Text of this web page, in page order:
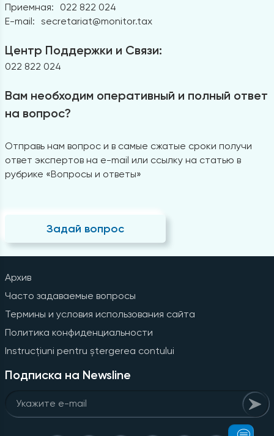
Приемная:
022 822 024
E-mail: secretariat@monitor.tax
Центр Поддержки и Связи:
022 822 024
Вам необходим оперативный и полный ответ
на вопрос?
Отправь нам вопрос и в самые сжатые сроки получи
ответ экспертов на e-mail или ссылку на статью в
рубрике «Вопросы и ответы»
Задай вопрос
Архив
Часто задаваемые вопросы
Термины и условия использования сайта
Политика конфиденциальности
Instrucțiuni pentru ștergerea contului
Подписка на Newsline